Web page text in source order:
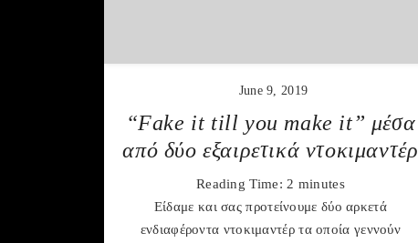
June 9, 2019
“Fake it till you make it” μέσα
από δύο εξαιρετικά ντοκιμαντέρ
Reading Time:2 minutes
Είδαμε και σας προτείνουμε δύο αρκετά
ενδιαφέροντα ντοκιμαντέρ τα οποία γεννούν